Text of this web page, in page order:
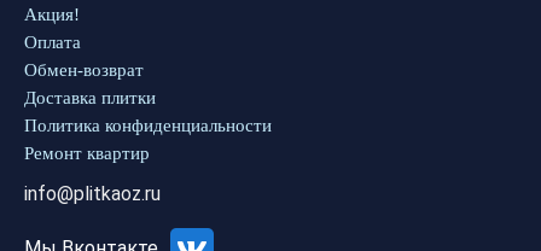
Акция!
Оплата
Обмен-возврат
Доставка плитки
Политика конфиденциальности
Ремонт квартир
info@plitkaoz.ru